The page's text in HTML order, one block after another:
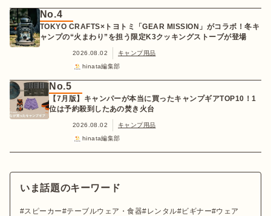
No.4
TOKYO CRAFTS×トヨトミ「GEAR MISSION」がコラボ！冬キ
ャンプの“火まわり”を担う限定K3クッキングストーブが登場
2026.08.02
キャンプ用品
hinata編集部
No.5
【7月版】キャンパーが本当に買ったキャンプギアTOP10！1
位は予約殺到したあの焚き火台
2026.08.02
キャンプ用品
hinata編集部
いま話題のキーワード
スピーカー テーブルウェア・食器 レンタル ビギナー
ウェア